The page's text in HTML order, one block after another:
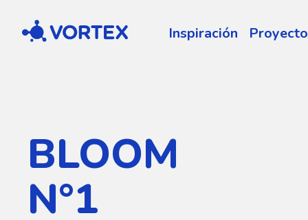
Vortex Inspiración
BLOOM
N°1